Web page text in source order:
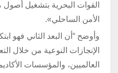
القوات البحرية بتشغيل أصول
الأمن الساحلي».
وأوضح “أن البعد الثاني فهو
الإنجازات النوعية من خلال
العالميين، والمؤسسات